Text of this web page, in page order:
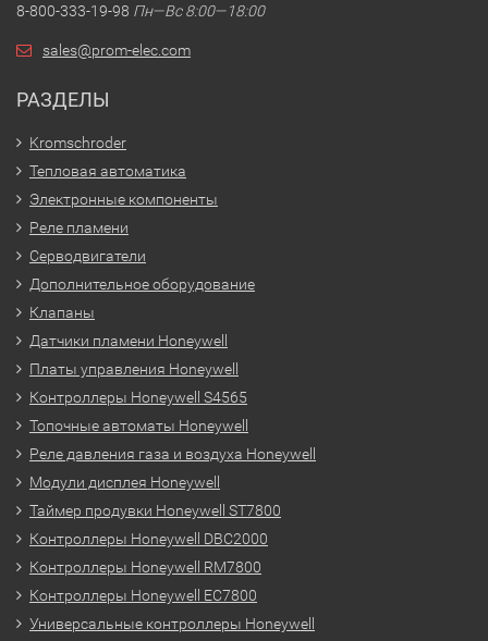
8-800-333-19-98 Пн—Вс 8:00—18:00
sales@prom-elec.com
РАЗДЕЛЫ
Kromschroder
Тепловая автоматика
Электронные компоненты
Реле пламени
Серводвигатели
Дополнительное оборудование
Клапаны
Датчики пламени Honeywell
Платы управления Honeywell
Контроллеры Honeywell S4565
Топочные автоматы Honeywell
Реле давления газа и воздуха Honeywell
Модули дисплея Honeywell
Таймер продувки Honeywell ST7800
Контроллеры Honeywell DBC2000
Контроллеры Honeywell RM7800
Контроллеры Honeywell EC7800
Универсальные контроллеры Honeywell